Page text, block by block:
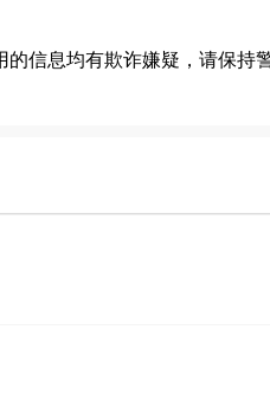
信息均有欺诈嫌疑，请保持